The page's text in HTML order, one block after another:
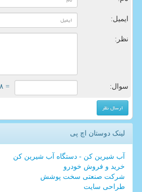
ایمیل:
نظر:
سوال: = ۸ بعلاوه ۲
لینک دوستان اچ پی
آب شیرین کن - دستگاه آب شیرین کن
خرید و فروش خودرو
شرکت صنعتی سخت پوشش
طراحی سایت